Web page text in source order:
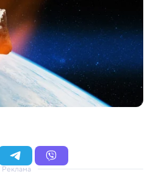
Реклама